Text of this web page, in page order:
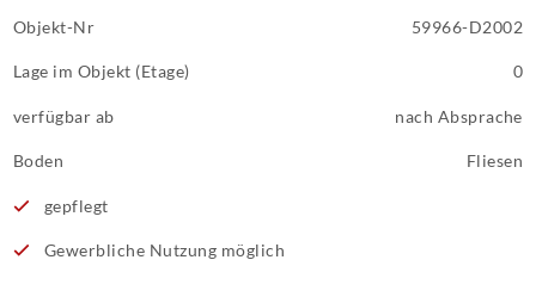
Objekt-Nr 59966-D2002
Lage im Objekt (Etage) 0
verfügbar ab nach Absprache
Boden Fliesen
gepflegt
Gewerbliche Nutzung möglich